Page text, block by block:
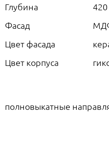
Глубина
420
Фасад
Цвет фасада
Цвет корпуса
полновыкатные